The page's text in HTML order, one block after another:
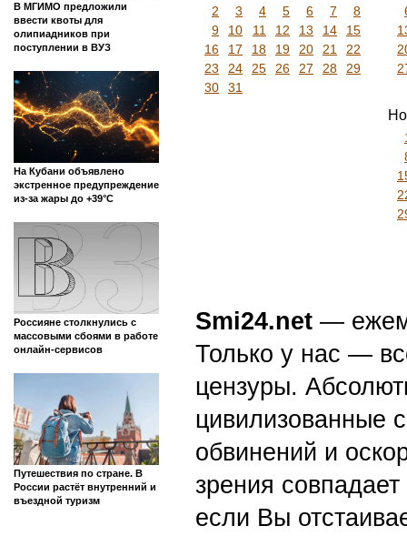
В МГИМО предложили
ввести квоты для
олипиадников при
поступлении в ВУЗ
На Кубани объявлено
экстренное предупреждение
из-за жары до +39°С
Россияне столкнулись с
массовыми сбоями в работе
онлайн-сервисов
Путешествия по стране. В
России растёт внутренний и
въездной туризм
2
3 4 5 6 7
8
9
10 11 12 13 14
15
16
17 18 19 20 21
22
23
24 25 26 27 28
29
30
31
Smi24.net —
Только у нас —
цензуры.
цивилизованные
обвинений и
зрения
если Вы